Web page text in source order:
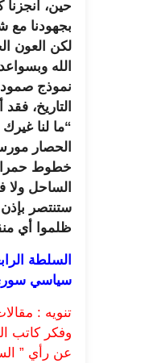
حين، أنجزنا
بجهودنا مع
لكن العون
الله
نموذج
التاريخ،
“ما لنا غيرك
الحصار
خطوط حمراء
الساحل ولا
ستنتصر بإذن
ظلموا أي
السلطة
سياسي
تنويه :
وفكر كاتب
عن رأي ”